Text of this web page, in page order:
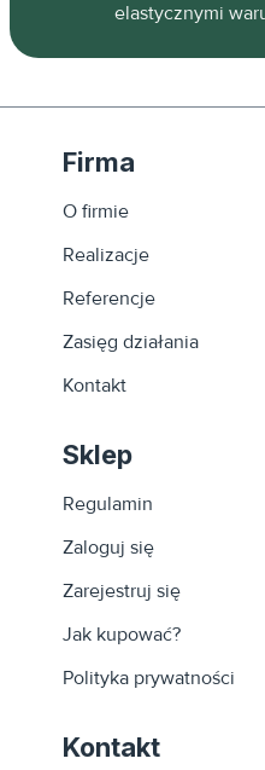
elastycznymi
Firma
O firmie
Realizacje
Referencje
Zasięg działania
Kontakt
Sklep
Regulamin
Zaloguj się
Zarejestruj się
Jak kupować?
Polityka prywatności
Kontakt